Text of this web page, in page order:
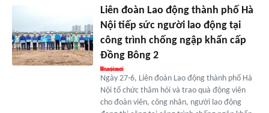
Liên đoàn Lao động thành phố Hà
Nội tiếp sức người lao động tại
công trình chống ngập khẩn cấp
Đồng Bông 2
Ngày 27-6, Liên đoàn Lao động thành phố Hà
Nội tổ chức thăm hỏi và trao quà động viên
cho đoàn viên, công nhân, người lao động